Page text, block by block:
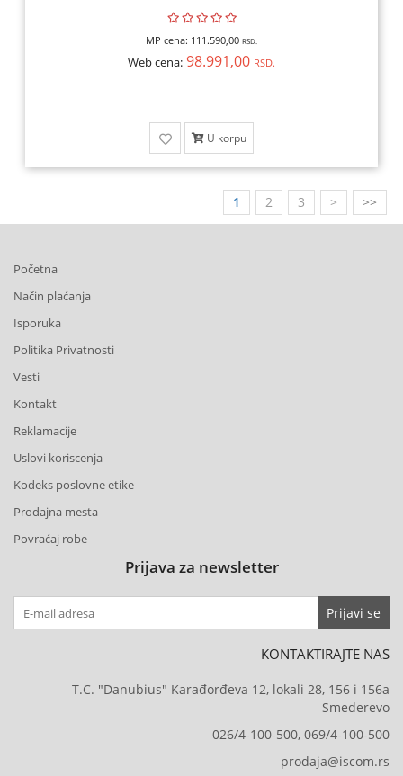
MP cena: 111.590,00 RSD.
Web cena: 98.991,00 RSD.
U korpu
1 2 3 > >>
Početna
Način plaćanja
Isporuka
Politika Privatnosti
Vesti
Kontakt
Reklamacije
Uslovi koriscenja
Kodeks poslovne etike
Prodajna mesta
Povraćaj robe
Prijava za newsletter
Prijavi se
KONTAKTIRAJTE NAS
T.C. "Danubius" Karađorđeva 12, lokali 28, 156 i 156a
Smederevo
026/4-100-500, 069/4-100-500
prodaja@iscom.rs